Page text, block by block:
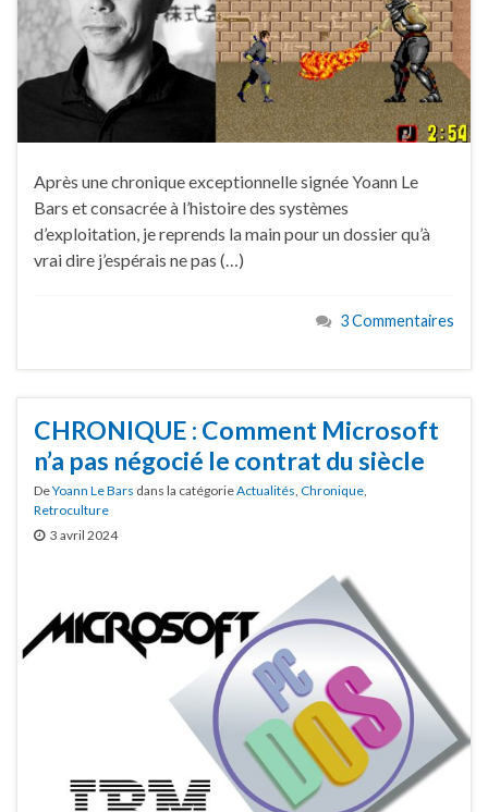
Après une chronique exceptionnelle signée Yoann Le
Bars et consacrée à l’histoire des systèmes
d’exploitation, je reprends la main pour un dossier qu’à
vrai dire j’espérais ne pas (…)
3 Commentaires
CHRONIQUE : Comment Microsoft
n’a pas négocié le contrat du siècle
DeYoann Le Bars dans la catégorieActualités, Chronique,
Retroculture
3 avril 2024